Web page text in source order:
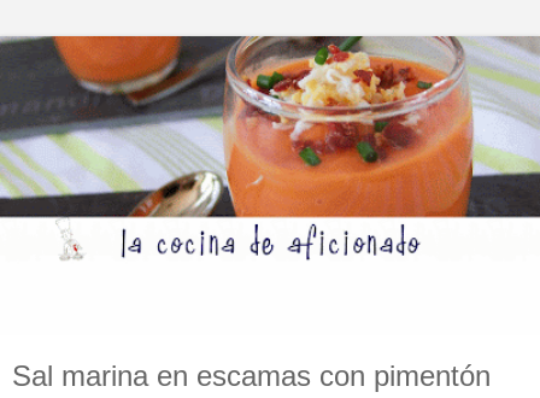
Sal marina en escamas con pimentón